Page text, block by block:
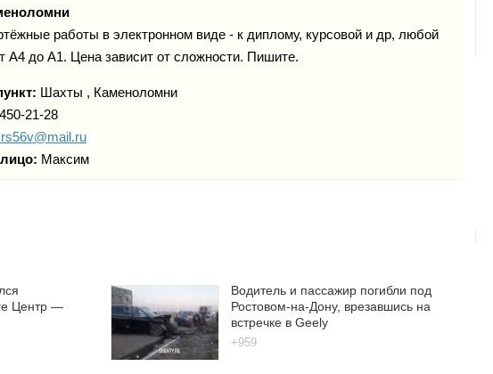
работы в электронном виде - к диплому, курсовой и др, любой
А4 до А1. Цена зависит от сложности. Пишите.
Шахты , Каменоломни
21-28
Максим
Центр —
Водитель и пассажир погибли под
Ростовом-на-Дону, врезавшись на
встречке в Geely
+959